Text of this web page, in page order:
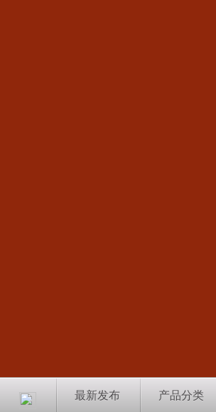
最新发布 产品分类